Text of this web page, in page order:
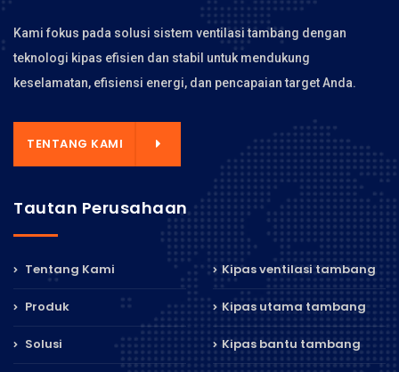
Kami fokus pada solusi sistem ventilasi tambang dengan
teknologi kipas efisien dan stabil untuk mendukung
keselamatan, efisiensi energi, dan pencapaian target Anda.
TENTANG KAMI
Tautan Perusahaan
Tentang Kami
Produk
Solusi
Kipas ventilasi tambang
Kipas utama tambang
Kipas bantu tambang